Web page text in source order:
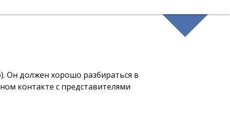
Он должен хорошо разбираться в
контакте с представителями